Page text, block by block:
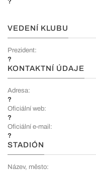
?
VEDENÍ KLUBU
Prezident:
?
KONTAKTNÍ ÚDAJE
Adresa:
?
Oficiální web:
?
Oficiální e-mail:
?
STADIÓN
Název, město: